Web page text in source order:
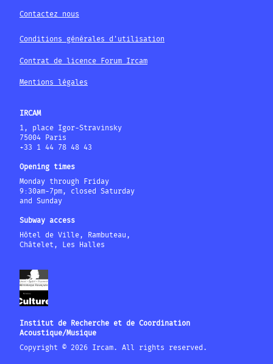
Contactez nous
Conditions générales d'utilisation
Contrat de licence Forum Ircam
Mentions légales
IRCAM
1, place Igor-Stravinsky
75004 Paris
+33 1 44 78 48 43
Opening times
Monday through Friday
9:30am-7pm, closed Saturday
and Sunday
Subway access
Hôtel de Ville, Rambuteau,
Châtelet, Les Halles
Institut de Recherche et de Coordination
Acoustique/Musique
Copyright © 2026 Ircam. All rights reserved.